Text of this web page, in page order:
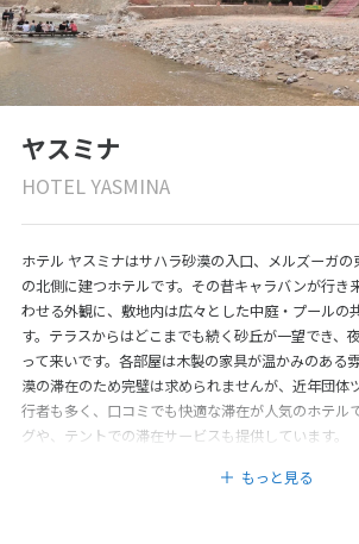
ヤスミナ
HOTEL YASMINA
ホテル ヤスミナはサハラ砂漠の入口、メルズーガ
の北側に建つホテルです。その昔キャラバンが行き
わせる外観に、敷地内は広々とした中庭・プールの
す。テラスからはどこまでも続く砂丘が一望でき、
って来いです。各部屋は木製の家具が温かみのある
漠の滞在のため完璧は求められませんが、近年団体
行者も多く、口コミでも快適な滞在が人気のホテル
グや、テントでの滞在サービスも提供しています。
もっと見る